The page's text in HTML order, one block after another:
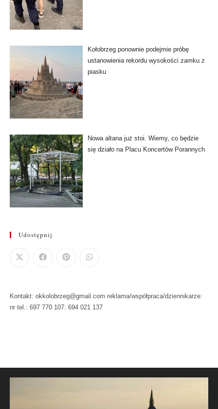
Kołobrzeg ponownie podejmie próbę
ustanowienia rekordu wysokości zamku z
piasku
Nowa altana już stoi. Wiemy, co będzie
się działo na Placu Koncertów Porannych
Udostępnij
Kontakt: okkolobrzeg@gmail.com reklama/współpraca/dziennikarze:
nr tel.: 697 770 107: 694 021 137